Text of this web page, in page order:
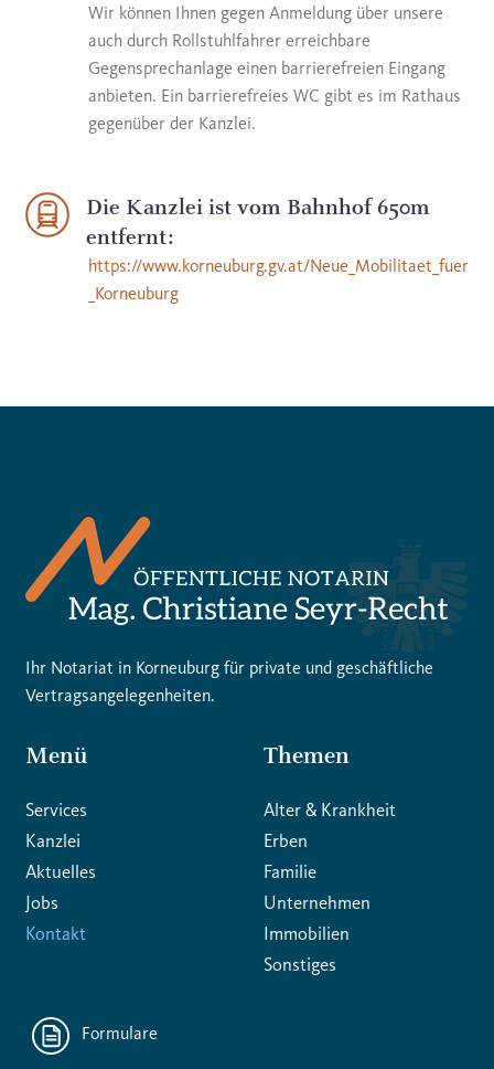
Wir können Ihnen gegen Anmeldung über unsere
auch durch Rollstuhlfahrer erreichbare
Gegensprechanlage einen barrierefreien Eingang
anbieten. Ein barrierefreies WC gibt es im Rathaus
gegenüber der Kanzlei.
Die Kanzlei ist vom Bahnhof 650m
entfernt:
https://www.korneuburg.gv.at/Neue_Mobilitaet_fuer
_Korneuburg
Ihr Notariat in Korneuburg für private und geschäftliche
Vertragsangelegenheiten.
Menü
Services
Kanzlei
Aktuelles
Jobs
Kontakt
Themen
Alter & Krankheit
Erben
Familie
Unternehmen
Immobilien
Sonstiges
Formulare